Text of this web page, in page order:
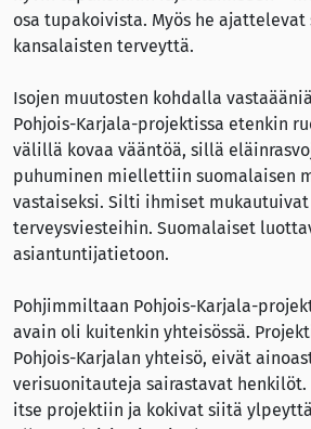
osa tupakoivista. Myös he
kansalaisten terveyttä.
Isojen muutosten kohdalla
Pohjois-Karjala-projektissa etenkin
välillä kovaa vääntöä, sillä
puhuminen miellettiin suomalaisen
vastaiseksi. Silti ihmiset
terveysviesteihin. Suomalaiset
asiantuntijatietoon.
Pohjimmiltaan Pohjois-Karjala-
avain oli kuitenkin yhteisössä.
Pohjois-Karjalan yhteisö, eivät
verisuonitauteja sairastavat
itse projektiin ja kokivat siitä